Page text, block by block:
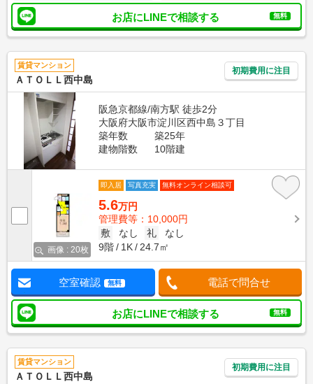
お店にLINEで相談する 無料
賃貸マンション
ＡＴＯＬＬ西中島
初期費用に注目
阪急京都線/南方駅 徒歩2分
大阪府大阪市淀川区西中島３丁目
築年数
築25年
建物階数
10階建
画像 : 20枚
即入居 写真充実 無料オンライン相談可
5.6万円
管理費等：10,000円
敷
なし 礼
なし
9階
1K 24.7㎡
空室確認 無料 電話で問合せ
お店にLINEで相談する 無料
賃貸マンション
ＡＴＯＬＬ西中島
初期費用に注目